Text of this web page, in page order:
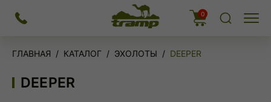
На
главную
0
Меню
ГЛАВНАЯ КАТАЛОГ ЭХОЛОТЫ DEEPER
DEEPER